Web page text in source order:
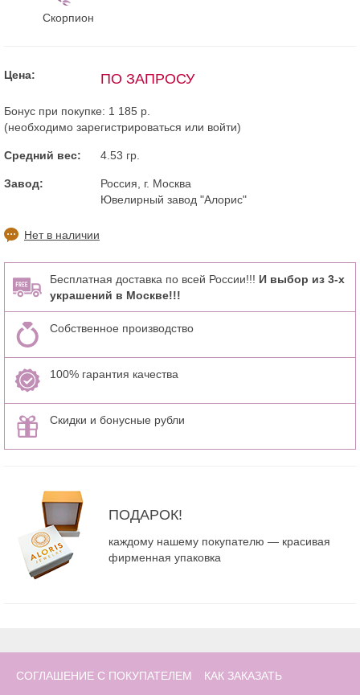
Скорпион
Цена: ПО ЗАПРОСУ
Бонус при покупке: 1 185 р.
(необходимо зарегистрироваться или войти)
Средний вес: 4.53 гр.
Завод:
Россия, г. Москва
Ювелирный завод "Алорис"
Нет в наличии
Бесплатная доставка по всей России!!! И выбор из 3-х
украшений в Москве!!!
Собственное производство
100% гарантия качества
Скидки и бонусные рубли
ПОДАРОК!
каждому нашему покупателю — красивая
фирменная упаковка
СОГЛАШЕНИЕ С ПОКУПАТЕЛЕМ
КАК ЗАКАЗАТЬ